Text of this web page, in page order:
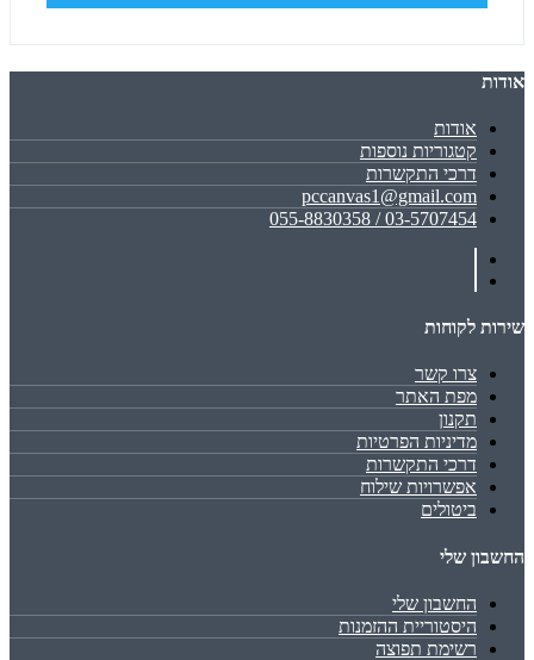
אודות
אודות
קטגוריות נוספות
דרכי התקשרות
pccanvas1@gmail.com
03-5707454 / 055-8830358
שירות לקוחות
צרו קשר
מפת האתר
תקנון
מדיניות הפרטיות
דרכי התקשרות
אפשרויות שילוח
ביטולים
החשבון שלי
החשבון שלי
היסטוריית ההזמנות
רשימת תפוצה